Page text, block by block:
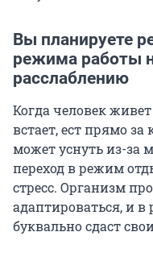
Вы планируете
режима работы
расслаблению
Когда человек
встает, ест прямо
может уснуть из-за
переход в режим
стресс. Организм
адаптироваться, и в
буквально сдаст